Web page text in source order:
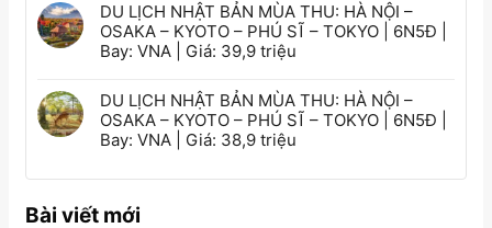
DU LỊCH NHẬT BẢN MÙA THU: HÀ NỘI –
OSAKA – KYOTO – PHÚ SĨ – TOKYO | 6N5Đ |
Bay: VNA | Giá: 39,9 triệu
DU LỊCH NHẬT BẢN MÙA THU: HÀ NỘI –
OSAKA – KYOTO – PHÚ SĨ – TOKYO | 6N5Đ |
Bay: VNA | Giá: 38,9 triệu
Bài viết mới